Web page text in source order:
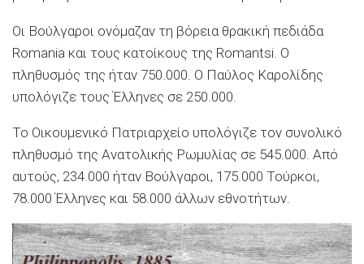
Οι Βούλγαροι ονόμαζαν τη βόρεια θρακική πεδιάδα
Romania και τους κατοίκους της Romantsi. Ο
πληθυσμός της ήταν 750.000. Ο Παύλος Καρολίδης
υπολόγιζε τους Έλληνες σε 250.000.
Το Οικουμενικό Πατριαρχείο υπολόγιζε τον συνολικό
πληθυσμό της Ανατολικής Ρωμυλίας σε 545.000. Από
αυτούς, 234.000 ήταν Βούλγαροι, 175.000 Τούρκοι,
78.000 Έλληνες και 58.000 άλλων εθνοτήτων.